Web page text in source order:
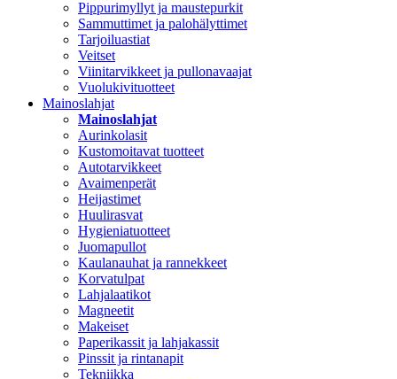
Pippurimyllyt ja maustepurkit
Sammuttimet ja palohälyttimet
Tarjoiluastiat
Veitset
Viinitarvikkeet ja pullonavaajat
Vuolukivituotteet
Mainoslahjat
Mainoslahjat
Aurinkolasit
Kustomoitavat tuotteet
Autotarvikkeet
Avaimenperät
Heijastimet
Huulirasvat
Hygieniatuotteet
Juomapullot
Kaulanauhat ja rannekkeet
Korvatulpat
Lahjalaatikot
Magneetit
Makeiset
Paperikassit ja lahjakassit
Pinssit ja rintanapit
Tekniikka